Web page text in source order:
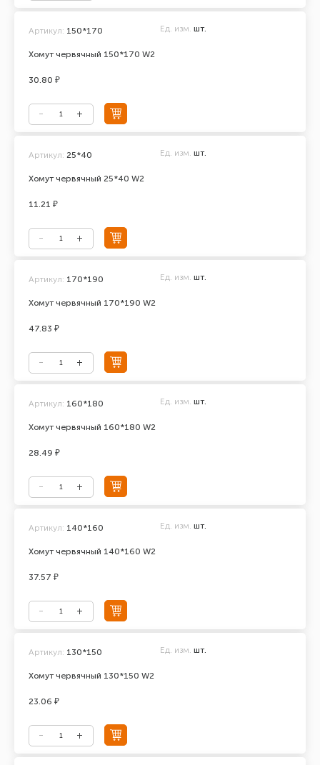
Хомут червячный 150*170 W2
Артикул: 150*170 Ед. изм. шт.
30.80 ₽
Хомут червячный 25*40 W2
Артикул: 25*40 Ед. изм. шт.
11.21 ₽
Хомут червячный 170*190 W2
Артикул: 170*190 Ед. изм. шт.
47.83 ₽
Хомут червячный 160*180 W2
Артикул: 160*180 Ед. изм. шт.
28.49 ₽
Хомут червячный 140*160 W2
Артикул: 140*160 Ед. изм. шт.
37.57 ₽
Хомут червячный 130*150 W2
Артикул: 130*150 Ед. изм. шт.
23.06 ₽